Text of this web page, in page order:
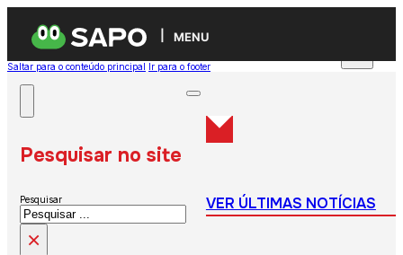
MENU
Saltar para o conteúdo principal Ir para o footer
Pesquisar no site
Pesquisar
×
VER ÚLTIMAS NOTÍCIAS